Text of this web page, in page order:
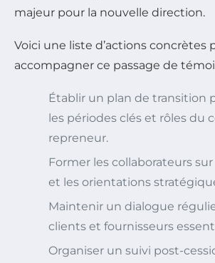
majeur pour la nouvelle direction.
Voici une liste d’actions concrètes
accompagner ce passage de
Établir un plan de transition
les périodes clés et rôles du
repreneur.
Former les collaborateurs
et les orientations
Maintenir un dialogue
clients et fournisseurs
Organiser un suivi post-